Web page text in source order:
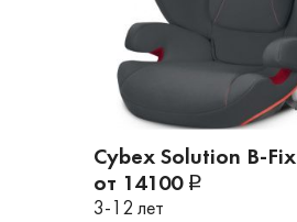
Cybex Solution B-Fix
от 14100
3-12 лет